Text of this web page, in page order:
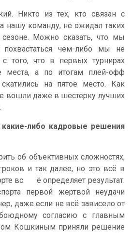
Никто из тех, кто связан с
нашу команду, не ожидал таких
сезоне. Можно сказать, что мы
чем-либо мы не
того, что в первых турнирах
места, а по итогам плей-офф
на пятое место. Как
вошли даже в шестерку лучших
либо кадровые решения
об объективных сложностях,
и так далее, но это всё в
вс ё определяет результат.
первой жертвой неудачи
даже если не всё зависело от
согласию с главным
Кошкиным приняли решение